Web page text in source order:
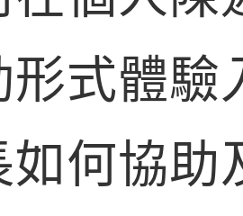
形式體
如何協助